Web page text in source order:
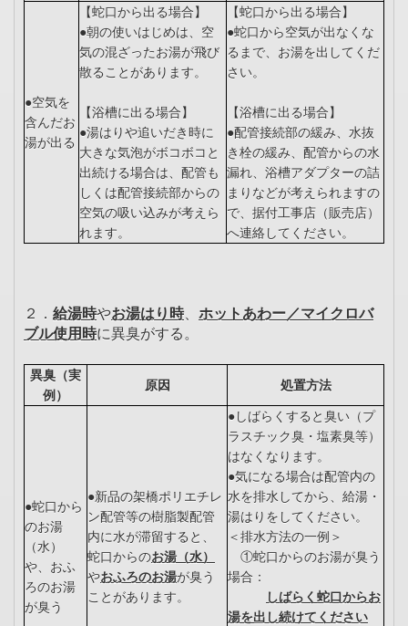
●空気を
含んだお
湯が出る
【蛇口から出る場合】
●朝の使いはじめは、空
気の混ざったお湯が飛び
散ることがあります。
【浴槽に出る場合】
●湯はりや追いだき時に
大きな気泡がボコボコと
出続ける場合は、配管も
しくは配管接続部からの
空気の吸い込みが考えら
れます。
【蛇口から出る場合】
●蛇口から空気が出なくな
るまで、お湯を出してくだ
さい。
【浴槽に出る場合】
●配管接続部の緩み、水抜
き栓の緩み、配管からの水
漏れ、浴槽アダプターの詰
まりなどが考えられますの
で、据付工事店（販売店）
へ連絡してください。
２． 給湯時やお湯はり時、 ホットあわー／マイクロバ
ブル使用時に異臭がする。
異臭（実
例）
原因 処置方法
●蛇口から
のお湯
（水）
や、おふ
ろのお湯
が臭う
●新品の架橋ポリエチレ
ン配管等の樹脂製配管
内に水が滞留すると、
蛇口からのお湯（水）
やおふろのお湯が臭う
ことがあります。
●しばらくすると臭い（プ
ラスチック臭・塩素臭等）
はなくなります。
●気になる場合は配管内の
水を排水してから、給湯・
湯はりをしてください。
＜排水方法の一例＞
①蛇口からのお湯が臭う
場合：
しばらく蛇口からお
湯を出し続けてください